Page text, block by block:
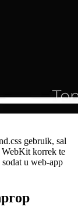
gebruik, sal
korrek te
u web-app